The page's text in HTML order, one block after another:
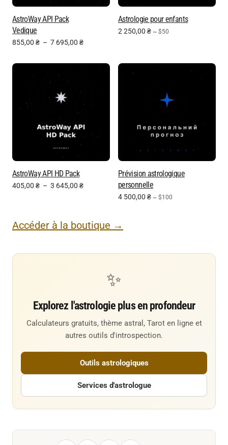
AstroWay API Pack
Vedique
855,00 ₴ – 7 695,00 ₴
Astrologie pour enfants
2 250,00 ₴ ~ $50
AstroWay API HD Pack
405,00 ₴ – 3 645,00 ₴
Prévision astrologique
personnelle
4 500,00 ₴ ~ $100
Accéder à la boutique →
✨
Explorez l'astrologie plus en profondeur
Calculateurs gratuits, thème astral, Tarot en ligne et
autres outils d'introspection.
Outils astrologiques
Services d'astrologue